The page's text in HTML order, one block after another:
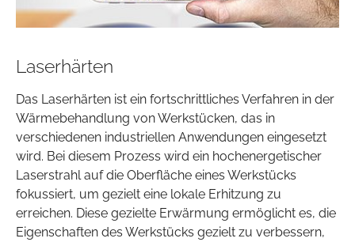
Laserhärten
Das Laserhärten ist ein fortschrittliches Verfahren in der
Wärmebehandlung von Werkstücken, das in
verschiedenen industriellen Anwendungen eingesetzt
wird. Bei diesem Prozess wird ein hochenergetischer
Laserstrahl auf die Oberfläche eines Werkstücks
fokussiert, um gezielt eine lokale Erhitzung zu
erreichen. Diese gezielte Erwärmung ermöglicht es, die
Eigenschaften des Werkstücks gezielt zu verbessern,